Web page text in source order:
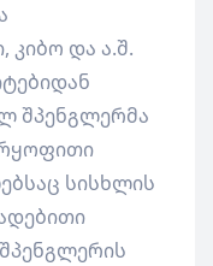
კიბო და ა.შ.
შპენგლერმა
სისხლის